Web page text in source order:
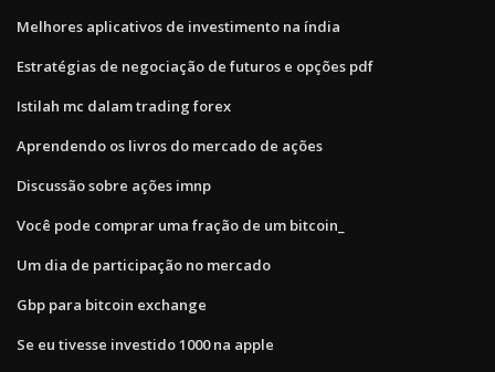
Melhores aplicativos de investimento na índia
Estratégias de negociação de futuros e opções pdf
Istilah mc dalam trading forex
Aprendendo os livros do mercado de ações
Discussão sobre ações imnp
Você pode comprar uma fração de um bitcoin_
Um dia de participação no mercado
Gbp para bitcoin exchange
Se eu tivesse investido 1000 na apple